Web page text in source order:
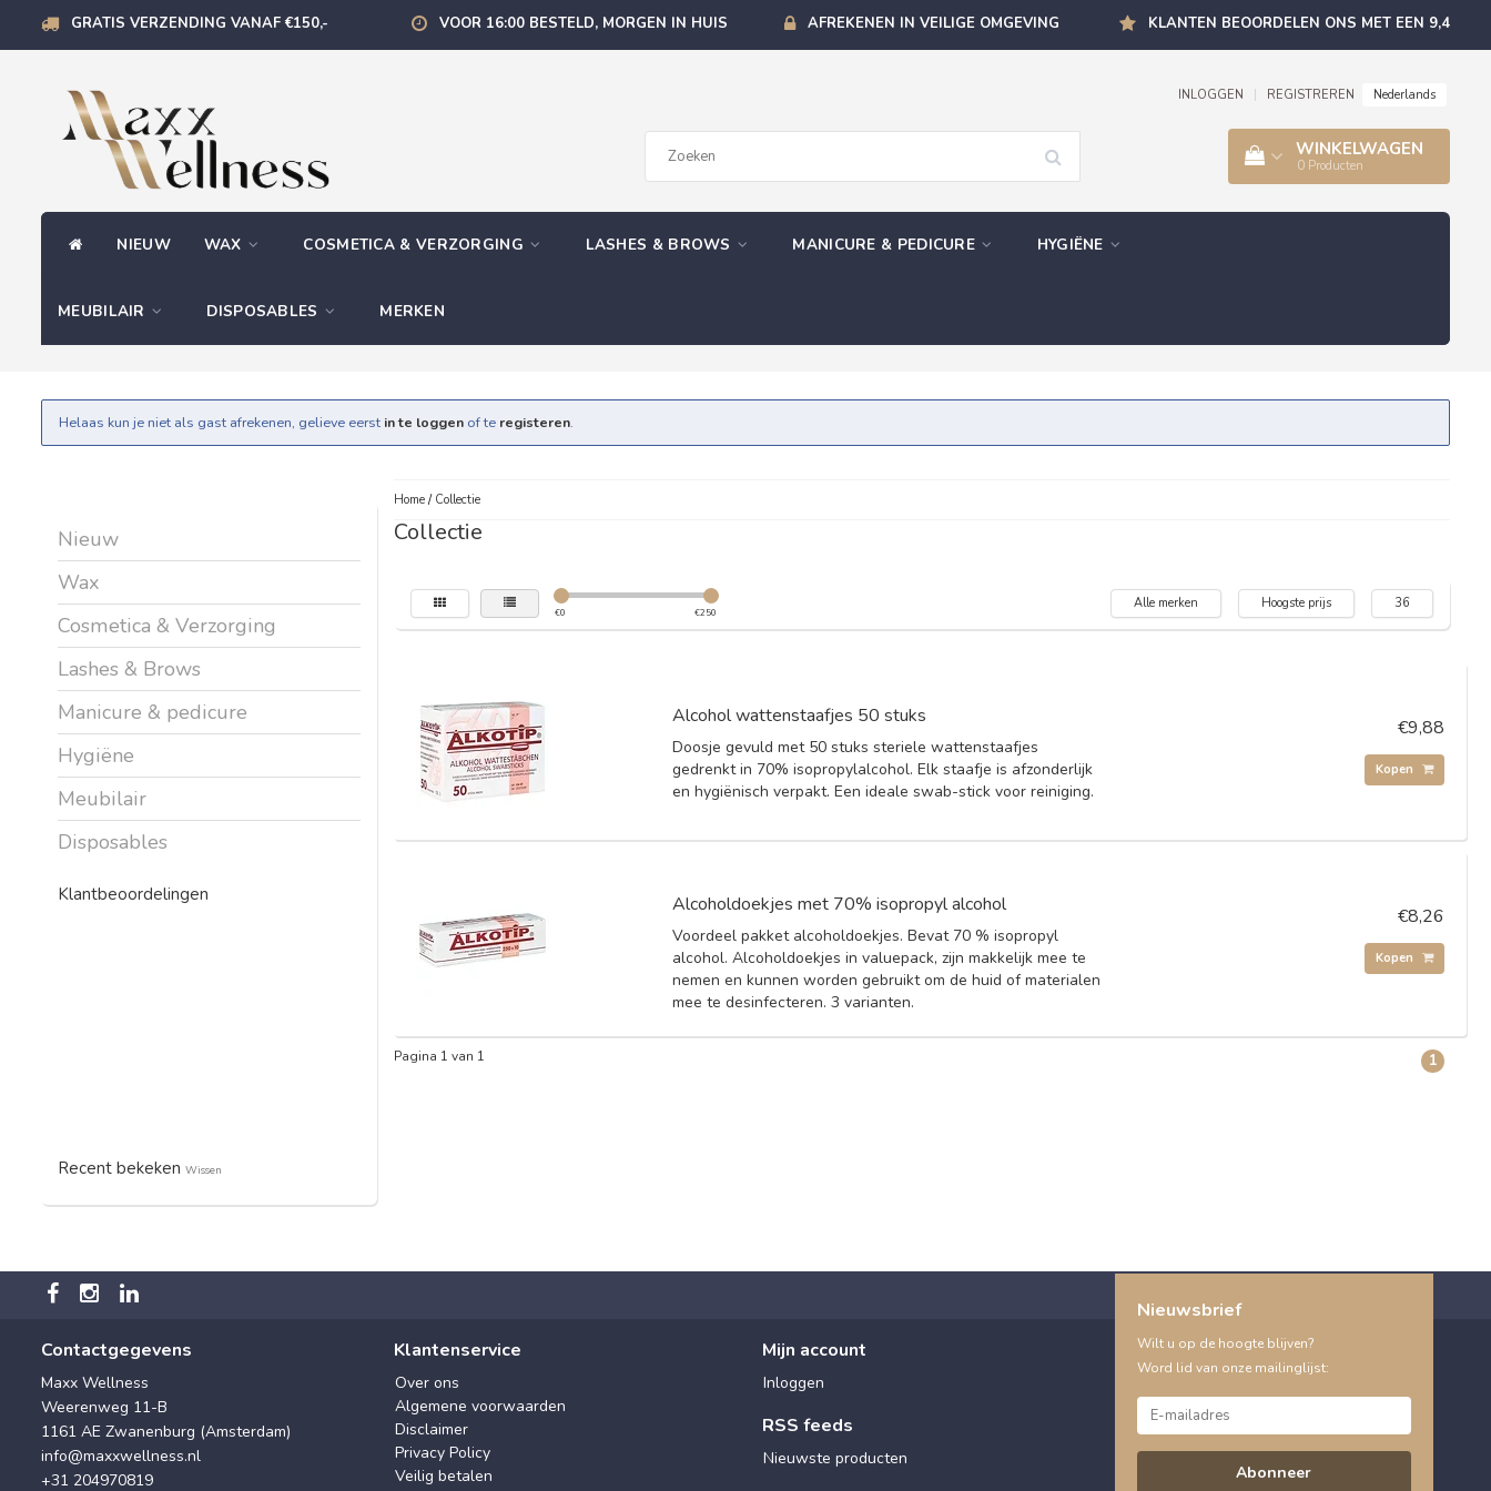
GRATIS VERZENDING VANAF €150,- VOOR 16:00 BESTELD, MORGEN IN HUIS AFREKENEN IN VEILIGE OMGEVING KLANTEN BEOORDELEN ONS MET EEN 9,4
INLOGGEN REGISTREREN Nederlands
WINKELWAGEN
0 Producten
NIEUW WAX COSMETICA & VERZORGING LASHES & BROWS MANICURE & PEDICURE HYGIËNE
MEUBILAIR DISPOSABLES MERKEN
Helaas kun je niet als gast afrekenen, gelieve eerst in te loggen of te registeren.
Nieuw
Wax
Cosmetica & Verzorging
Lashes & Brows
Manicure & pedicure
Hygiëne
Meubilair
Disposables
Klantbeoordelingen
Recent bekeken Wissen
Home/ Collectie
Collectie
€0 €250
Alle merken Hoogste prijs 36
Alcohol wattenstaafjes 50 stuks
Doosje gevuld met 50 stuks steriele wattenstaafjes
gedrenkt in 70% isopropylalcohol. Elk staafje is afzonderlijk
en hygiënisch verpakt. Een ideale swab-stick voor reiniging.
€9,88
Kopen
Alcoholdoekjes met 70% isopropyl alcohol
Voordeel pakket alcoholdoekjes. Bevat 70 % isopropyl
alcohol. Alcoholdoekjes in valuepack, zijn makkelijk mee te
nemen en kunnen worden gebruikt om de huid of materialen
mee te desinfecteren. 3 varianten.
€8,26
Kopen
Pagina 1 van 1 1
Contactgegevens
Maxx Wellness
Weerenweg 11-B
1161 AE Zwanenburg (Amsterdam)
info@maxxwellness.nl
+31 204970819
Klantenservice
Over ons
Algemene voorwaarden
Disclaimer
Privacy Policy
Veilig betalen
Mijn account
Inloggen
RSS feeds
Nieuwste producten
Nieuwsbrief
Wilt u op de hoogte blijven?
Word lid van onze mailinglijst:
Abonneer